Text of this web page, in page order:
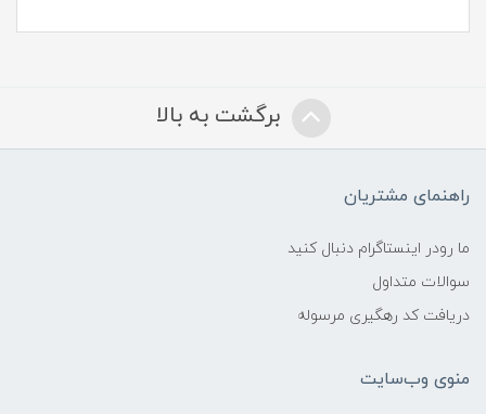
برگشت به بالا
راهنمای مشتریان
ما رودر اینستاگرام دنبال کنید
سوالات متداول
دریافت کد رهگیری مرسوله
منوی وب‌سایت